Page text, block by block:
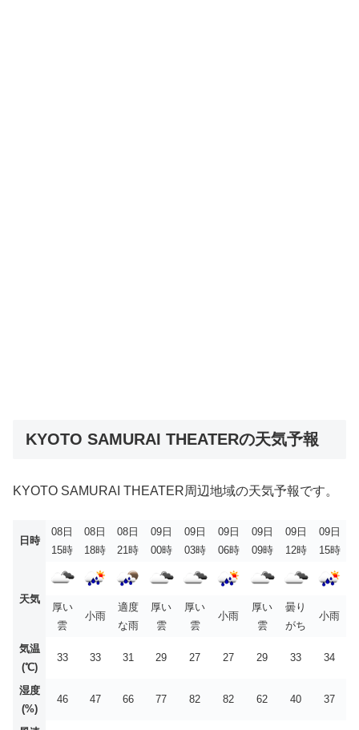
KYOTO SAMURAI THEATERの天気予報
KYOTO SAMURAI THEATER周辺地域の天気予報です。
日時
08日
15時
08日
18時
08日
21時
09日
00時
09日
03時
09日
06時
09日
09時
09日
12時
09日
15時
天気
厚い
雲
小雨
適度
な雨
厚い
雲
厚い
雲
小雨
厚い
雲
曇り
がち
小雨
気温
(℃)
33 33 31 29 27 27 29 33 34
湿度
(%)
46 47 66 77 82 82 62 40 37